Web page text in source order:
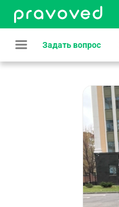
Задать вопрос